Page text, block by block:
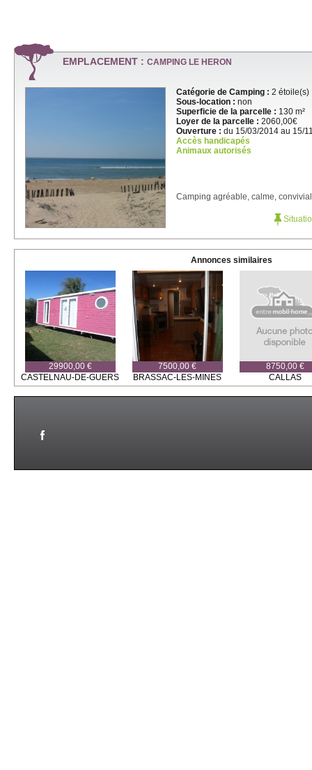
EMPLACEMENT : CAMPING LE HERON
Catégorie de Camping : 2 étoile(s)
Sous-location : non
Superficie de la parcelle : 130 m²
Loyer de la parcelle : 2060,00€
Ouverture : du 15/03/2014 au 15/
Accès handicapés
Animaux autorisés
Camping agréable, calme, convivial
Annonces similaires
29900,00 €
CASTELNAU-DE-GUERS
7500,00 €
BRASSAC-LES-MINES
8750,00 €
CALLAS